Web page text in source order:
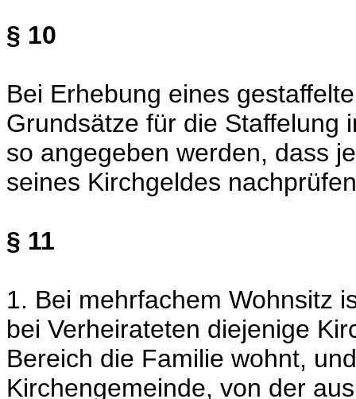
§ 10
Bei Erhebung eines
Grundsätze für die Staffelung
so angegeben werden, dass
seines Kirchgeldes
§ 11
1. Bei mehrfachem Wohnsitz
bei Verheirateten diejenige
Bereich die Familie wohnt,
Kirchengemeinde, von der